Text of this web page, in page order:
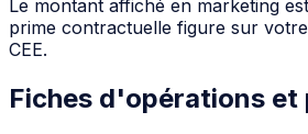
Le montant affiché en marketing
prime contractuelle figure sur
CEE.
Fiches d'opérations et